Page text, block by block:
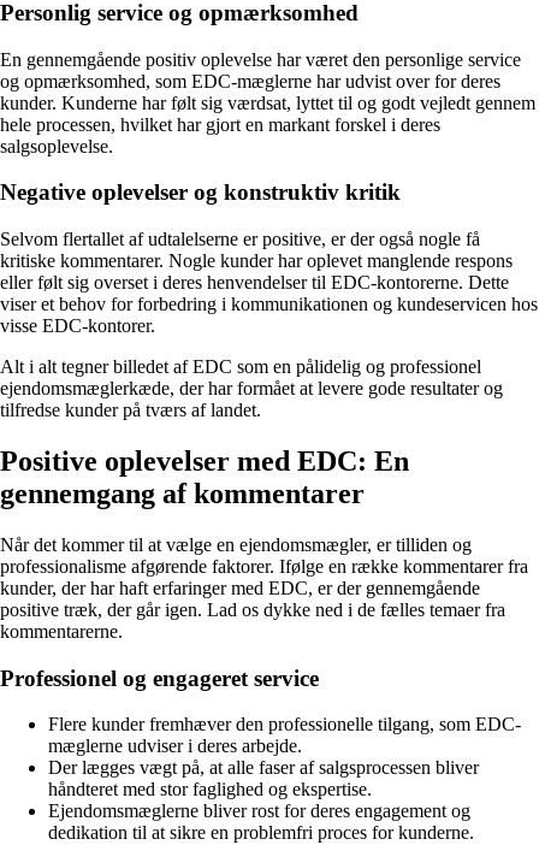
Personlig service og opmærksomhed
En gennemgående positiv oplevelse har været den personlige service
og opmærksomhed, som EDC-mæglerne har udvist over for deres
kunder. Kunderne har følt sig værdsat, lyttet til og godt vejledt gennem
hele processen, hvilket har gjort en markant forskel i deres
salgsoplevelse.
Negative oplevelser og konstruktiv kritik
Selvom flertallet af udtalelserne er positive, er der også nogle få
kritiske kommentarer. Nogle kunder har oplevet manglende respons
eller følt sig overset i deres henvendelser til EDC-kontorerne. Dette
viser et behov for forbedring i kommunikationen og kundeservicen hos
visse EDC-kontorer.
Alt i alt tegner billedet af EDC som en pålidelig og professionel
ejendomsmæglerkæde, der har formået at levere gode resultater og
tilfredse kunder på tværs af landet.
Positive oplevelser med EDC: En
gennemgang af kommentarer
Når det kommer til at vælge en ejendomsmægler, er tilliden og
professionalisme afgørende faktorer. Ifølge en række kommentarer fra
kunder, der har haft erfaringer med EDC, er der gennemgående
positive træk, der går igen. Lad os dykke ned i de fælles temaer fra
kommentarerne.
Professionel og engageret service
Flere kunder fremhæver den professionelle tilgang, som EDC-
mæglerne udviser i deres arbejde.
Der lægges vægt på, at alle faser af salgsprocessen bliver
håndteret med stor faglighed og ekspertise.
Ejendomsmæglerne bliver rost for deres engagement og
dedikation til at sikre en problemfri proces for kunderne.